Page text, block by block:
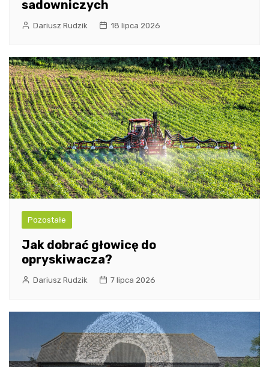
sadowniczych
Dariusz Rudzik 18 lipca 2026
Pozostałe
Jak dobrać głowicę do
opryskiwacza?
Dariusz Rudzik 7 lipca 2026